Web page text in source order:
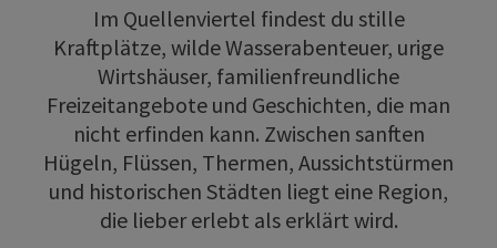
Im Quellenviertel findest du stille
Kraftplätze, wilde Wasserabenteuer, urige
Wirtshäuser, familienfreundliche
Freizeitangebote und Geschichten, die man
nicht erfinden kann. Zwischen sanften
Hügeln, Flüssen, Thermen, Aussichtstürmen
und historischen Städten liegt eine Region,
die lieber erlebt als erklärt wird.